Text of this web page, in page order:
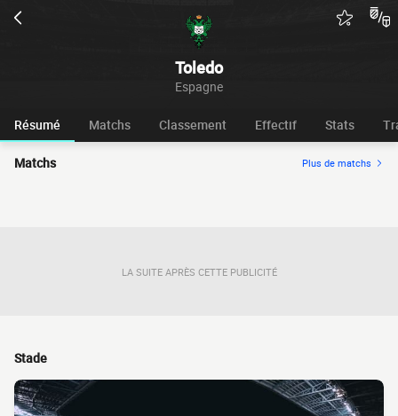
Toledo
Espagne
Résumé Matchs Classement Effectif Stats
Matchs Plus de matchs
LA SUITE APRÈS CETTE PUBLICITÉ
Stade